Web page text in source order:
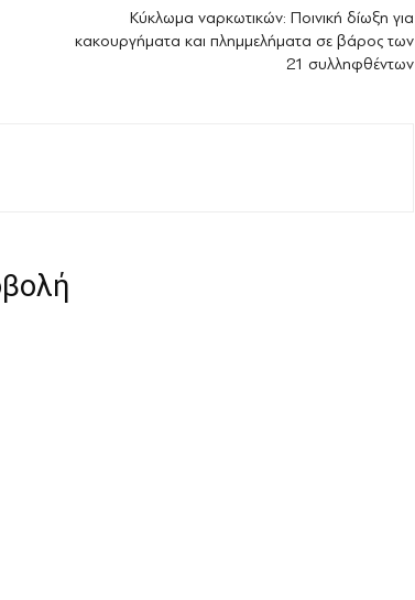
Κύκλωμα ναρκωτικών: Ποινική δίωξη για
κακουργήματα και πλημμελήματα σε βάρος των
21 συλληφθέντων